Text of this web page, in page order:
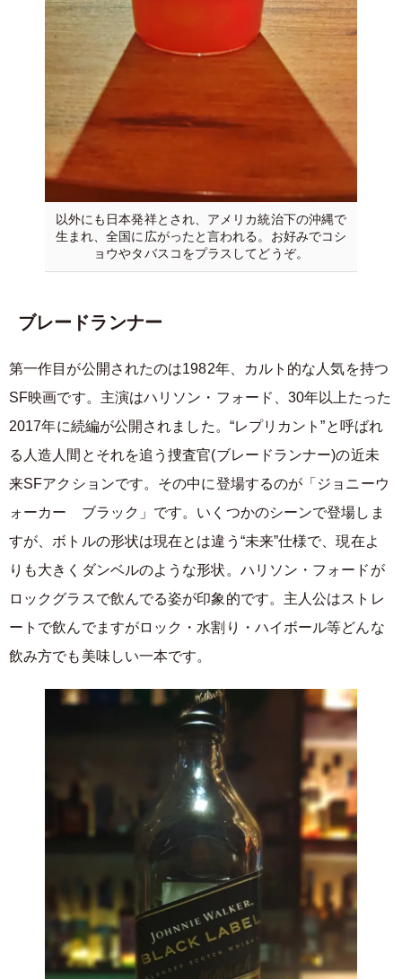
以外にも日本発祥とされ、アメリカ統治下の沖縄で
生まれ、全国に広がったと言われる。お好みでコシ
ョウやタバスコをプラスしてどうぞ。
ブレードランナー
第一作目が公開されたのは1982年、カルト的な人気を持つ
SF映画です。主演はハリソン・フォード、30年以上たった
2017年に続編が公開されました。“レプリカント”と呼ばれ
る人造人間とそれを追う捜査官(ブレードランナー)の近未
来SFアクションです。その中に登場するのが「ジョニーウ
ォーカー ブラック」です。いくつかのシーンで登場しま
すが、ボトルの形状は現在とは違う“未来”仕様で、現在よ
りも大きくダンベルのような形状。ハリソン・フォードが
ロックグラスで飲んでる姿が印象的です。主人公はストレ
ートで飲んでますがロック・水割り・ハイボール等どんな
飲み方でも美味しい一本です。